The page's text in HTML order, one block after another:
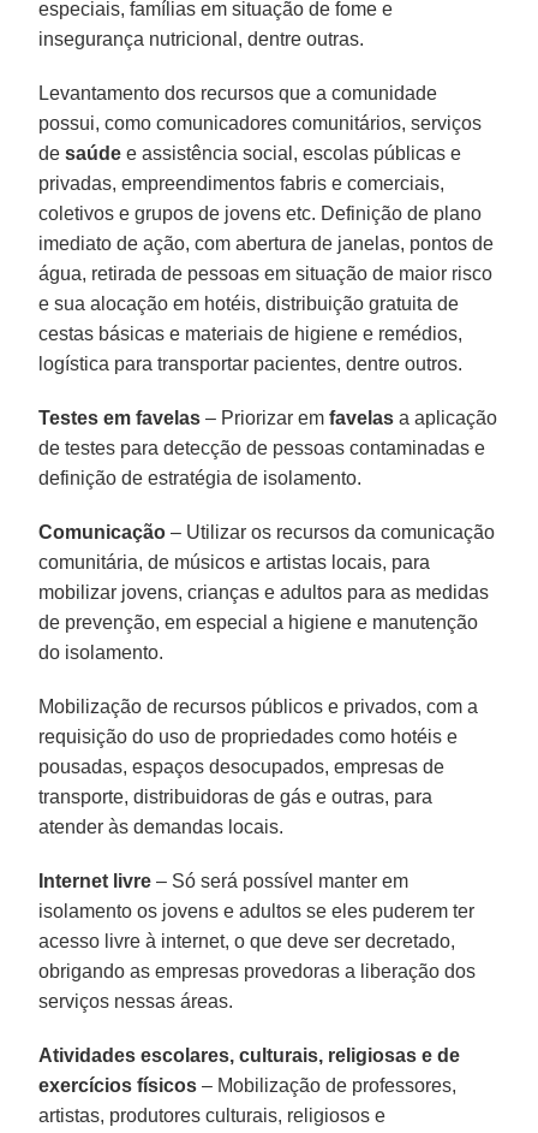
especiais, famílias em situação de fome e
insegurança nutricional, dentre outras.
Levantamento dos recursos que a comunidade
possui, como comunicadores comunitários, serviços
desaúde e assistência social, escolas públicas e
privadas, empreendimentos fabris e comerciais,
coletivos e grupos de jovens etc. Definição de plano
imediato de ação, com abertura de janelas, pontos de
água, retirada de pessoas em situação de maior risco
e sua alocação em hotéis, distribuição gratuita de
cestas básicas e materiais de higiene e remédios,
logística para transportar pacientes, dentre outros.
Testes em favelas – Priorizar emfavelas a aplicação
de testes para detecção de pessoas contaminadas e
definição de estratégia de isolamento.
Comunicação – Utilizar os recursos da comunicação
comunitária, de músicos e artistas locais, para
mobilizar jovens, crianças e adultos para as medidas
de prevenção, em especial a higiene e manutenção
do isolamento.
Mobilização de recursos públicos e privados, com a
requisição do uso de propriedades como hotéis e
pousadas, espaços desocupados, empresas de
transporte, distribuidoras de gás e outras, para
atender às demandas locais.
Internet livre – Só será possível manter em
isolamento os jovens e adultos se eles puderem ter
acesso livre à internet, o que deve ser decretado,
obrigando as empresas provedoras a liberação dos
serviços nessas áreas.
Atividades escolares, culturais, religiosas e de
exercícios físicos – Mobilização de professores,
artistas, produtores culturais, religiosos e